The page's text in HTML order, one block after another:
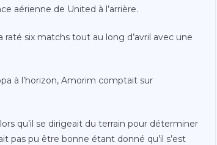
aérienne de United à l’arrière.
raté six matchs tout au long d’avril avec une
à l’horizon, Amorim comptait sur
qu’il se dirigeait du terrain pour déterminer
pas pu être bonne étant donné qu’il s’est